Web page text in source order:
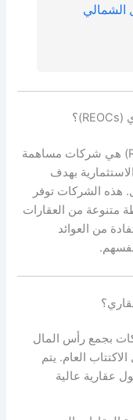
الشمالي
شركات التملك والتشغيل العقاري (REOCs) هي شركات مساهمة
بهدف
هذه الشركات توفر
متنوعة من العقارات
من العوائد
بجمع رأس المال
العام. يتم
عقارية عالية